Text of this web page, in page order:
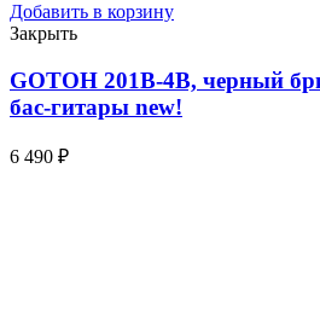
Добавить в корзину
Закрыть
GOTOH 201B-4B, черный
бас-гитары new!
6 490 ₽